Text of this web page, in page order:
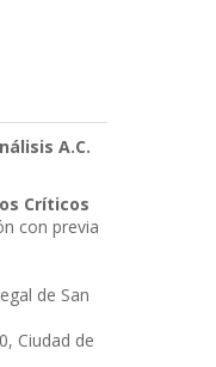
A.C.
Críticos
con previa
de San
Ciudad de